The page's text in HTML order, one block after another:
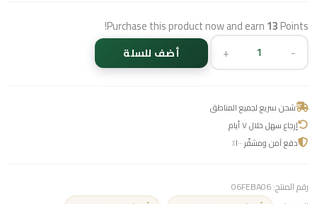
Purchase this product now and earn13Points!
-
+ أضف للسلة
شحن سريع لجميع المناطق
إرجاع سهل خلال ٧ أيام
دفع آمن ومشفّر ١٠٠٪
رقم المنتج:06FEBA06